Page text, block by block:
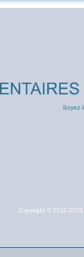
Soyez
Copyright © 2011-